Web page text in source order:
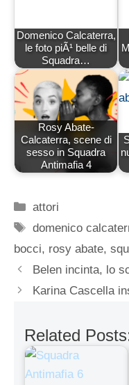
Domenico Calcaterra,
le foto piÃ¹ belle di
Squadra…
Rosy Abate-
Calcaterra, scene di
sesso in Squadra
Antimafia 4
Categorie
attori
Tag
domenico
bocci, rosy abate,
Belen incinta, lo
Karina Cascella
Related